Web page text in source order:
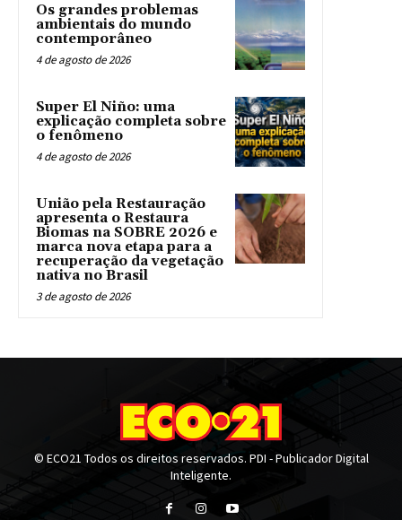
Os grandes problemas
ambientais do mundo
contemporâneo
4 de agosto de 2026
Super El Niño: uma
explicação completa sobre
o fenômeno
4 de agosto de 2026
União pela Restauração
apresenta o Restaura
Biomas na SOBRE 2026 e
marca nova etapa para a
recuperação da vegetação
nativa no Brasil
3 de agosto de 2026
© ECO21 Todos os direitos reservados. PDI - Publicador Digital
Inteligente.